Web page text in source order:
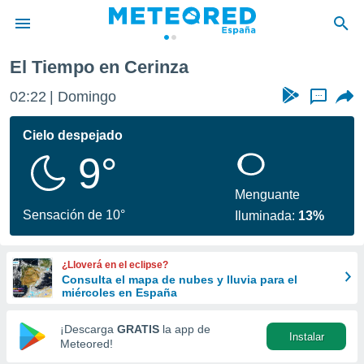
de
por
se
calidad.
a este
las
y
forma
digital
basada
El Tiempo en Cerinza
02:22 Domingo ...
Cielo despejado
9°
Sensación de 10°
Menguante
Iluminada: 13%
¿Lloverá en el eclipse?
Consulta el mapa de nubes y lluvia para el
miércoles en España
¡Descarga GRATIS la app de
Meteored!
Instalar